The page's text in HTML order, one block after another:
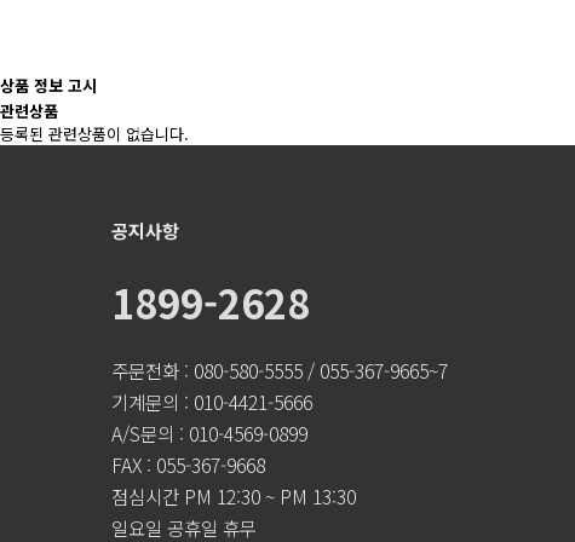
상품 정보 고시
관련상품
등록된 관련상품이 없습니다.
공지사항
1899-2628
주문전화 : 080-580-5555 / 055-367-9665~7
기계문의 : 010-4421-5666
A/S문의 : 010-4569-0899
FAX : 055-367-9668
점심시간 PM 12:30 ~ PM 13:30
일요일 공휴일 휴무